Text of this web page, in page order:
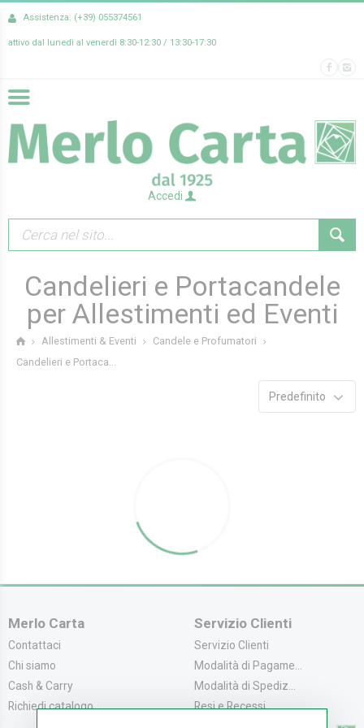
Assistenza: (+39) 055374561
attivo dal lunedì al venerdì 8:30-12:30 / 13:30-17:30
Accedi
Candelieri e Portacandele
per Allestimenti ed Eventi
Allestimenti & Eventi
Candele e Profumatori
Candelieri e Portaca...
Predefinito
Merlo Carta
Contattaci
Chi siamo
Cash & Carry
Richiedi catalogo
Servizio Clienti
Servizio Clienti
Modalità di Pagame...
Modalità di Spediz...
Resi e Recessi